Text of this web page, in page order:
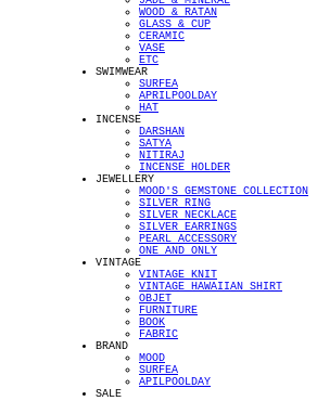
WOOD & RATAN
GLASS & CUP
CERAMIC
VASE
ETC
SWIMWEAR
SURFEA
APRILPOOLDAY
HAT
INCENSE
DARSHAN
SATYA
NITIRAJ
INCENSE HOLDER
JEWELLERY
MOOD'S GEMSTONE COLLECTION
SILVER RING
SILVER NECKLACE
SILVER EARRINGS
PEARL ACCESSORY
ONE AND ONLY
VINTAGE
VINTAGE KNIT
VINTAGE HAWAIIAN SHIRT
OBJET
FURNITURE
BOOK
FABRIC
BRAND
MOOD
SURFEA
APILPOOLDAY
SALE